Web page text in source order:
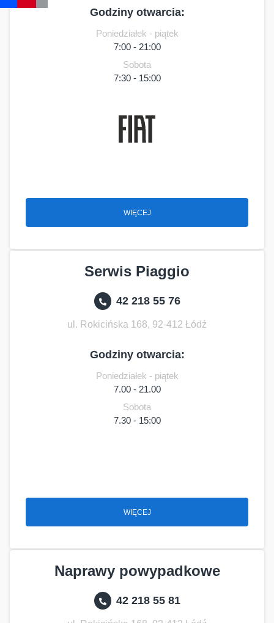
Godziny otwarcia:
Poniedziałek - piątek
7:00 - 21:00
Sobota
7:30 - 15:00
WIĘCEJ
Serwis Piaggio
42 218 55 76
ul. Rokicińska 168, 92-412 Łódź
Godziny otwarcia:
Poniedziałek - piątek
7.00 - 21.00
Sobota
7.30 - 15:00
WIĘCEJ
Naprawy powypadkowe
42 218 55 81